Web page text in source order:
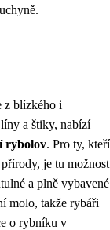
z blízkého i
a štiky, nabízí
rybolov. Pro ty, kteří
je tu možnost
a plně vybavené
molo, takže rybáři
o rybníku v